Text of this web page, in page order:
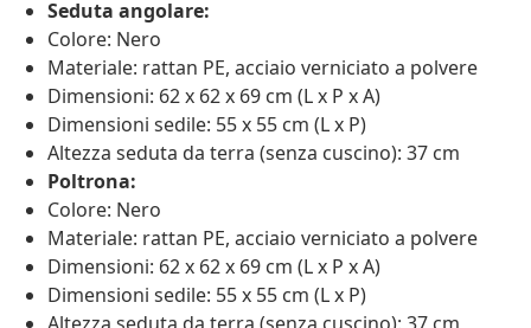
Seduta angolare:
Colore: Nero
Materiale: rattan PE, acciaio verniciato a polvere
Dimensioni: 62 x 62 x 69 cm (L x P x A)
Dimensioni sedile: 55 x 55 cm (L x P)
Altezza seduta da terra (senza cuscino): 37 cm
Poltrona:
Colore: Nero
Materiale: rattan PE, acciaio verniciato a polvere
Dimensioni: 62 x 62 x 69 cm (L x P x A)
Dimensioni sedile: 55 x 55 cm (L x P)